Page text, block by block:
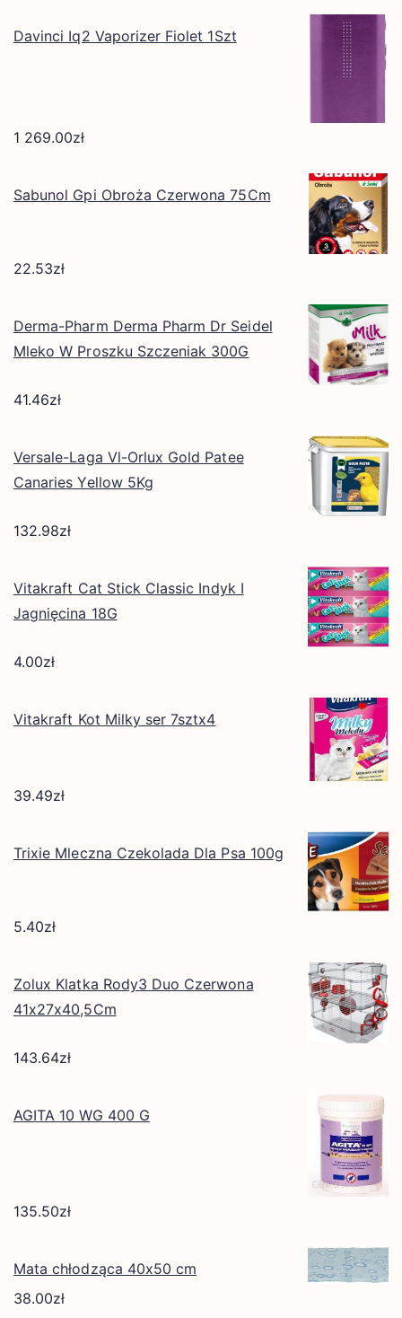
Davinci Iq2 Vaporizer Fiolet 1Szt
1 269.00zł
Sabunol Gpi Obroża Czerwona 75Cm
22.53zł
Derma-Pharm Derma Pharm Dr Seidel
Mleko W Proszku Szczeniak 300G
41.46zł
Versale-Laga Vl-Orlux Gold Patee
Canaries Yellow 5Kg
132.98zł
Vitakraft Cat Stick Classic Indyk I
Jagnięcina 18G
4.00zł
Vitakraft Kot Milky ser 7sztx4
39.49zł
Trixie Mleczna Czekolada Dla Psa 100g
5.40zł
Zolux Klatka Rody3 Duo Czerwona
41x27x40,5Cm
143.64zł
AGITA 10 WG 400 G
135.50zł
Mata chłodząca 40x50 cm
38.00zł